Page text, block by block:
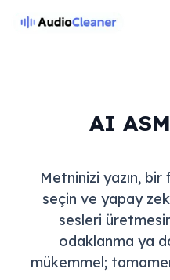
AI
Metninizi yazın, bir
seçin ve yapay
sesleri
odaklanma ya
mükemmel;